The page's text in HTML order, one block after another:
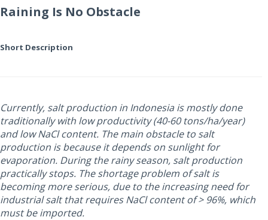
Raining Is No Obstacle
Short Description
Currently, salt production in Indonesia is mostly done
traditionally with low productivity (40-60 tons/ha/year)
and low NaCl content. The main obstacle to salt
production is because it depends on sunlight for
evaporation. During the rainy season, salt production
practically stops. The shortage problem of salt is
becoming more serious, due to the increasing need for
industrial salt that requires NaCl content of > 96%, which
must be imported.